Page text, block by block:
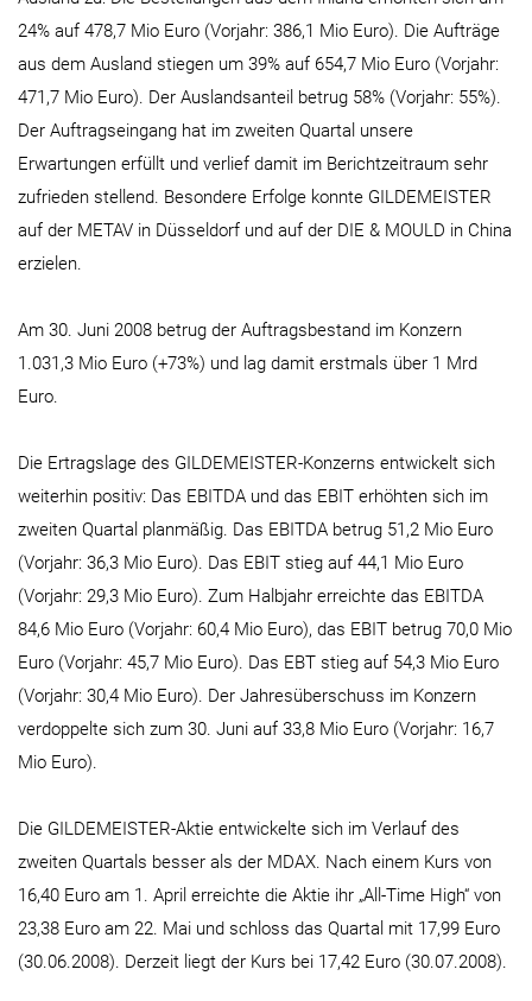
24% auf 478,7 Mio Euro (Vorjahr: 386,1 Mio Euro). Die Aufträge
aus dem Ausland stiegen um 39% auf 654,7 Mio Euro (Vorjahr:
471,7 Mio Euro). Der Auslandsanteil betrug 58% (Vorjahr: 55%).
Der Auftragseingang hat im zweiten Quartal unsere
Erwartungen erfüllt und verlief damit im Berichtzeitraum sehr
zufrieden stellend. Besondere Erfolge konnte GILDEMEISTER
auf der METAV in Düsseldorf und auf der DIE & MOULD in China
erzielen.
Am 30. Juni 2008 betrug der Auftragsbestand im Konzern
1.031,3 Mio Euro (+73%) und lag damit erstmals über 1 Mrd
Euro.
Die Ertragslage des GILDEMEISTER-Konzerns entwickelt sich
weiterhin positiv: Das EBITDA und das EBIT erhöhten sich im
zweiten Quartal planmäßig. Das EBITDA betrug 51,2 Mio Euro
(Vorjahr: 36,3 Mio Euro). Das EBIT stieg auf 44,1 Mio Euro
(Vorjahr: 29,3 Mio Euro). Zum Halbjahr erreichte das EBITDA
84,6 Mio Euro (Vorjahr: 60,4 Mio Euro), das EBIT betrug 70,0 Mio
Euro (Vorjahr: 45,7 Mio Euro). Das EBT stieg auf 54,3 Mio Euro
(Vorjahr: 30,4 Mio Euro). Der Jahresüberschuss im Konzern
verdoppelte sich zum 30. Juni auf 33,8 Mio Euro (Vorjahr: 16,7
Mio Euro).
Die GILDEMEISTER-Aktie entwickelte sich im Verlauf des
zweiten Quartals besser als der MDAX. Nach einem Kurs von
16,40 Euro am 1. April erreichte die Aktie ihr „All-Time High“ von
23,38 Euro am 22. Mai und schloss das Quartal mit 17,99 Euro
(30.06.2008). Derzeit liegt der Kurs bei 17,42 Euro (30.07.2008).